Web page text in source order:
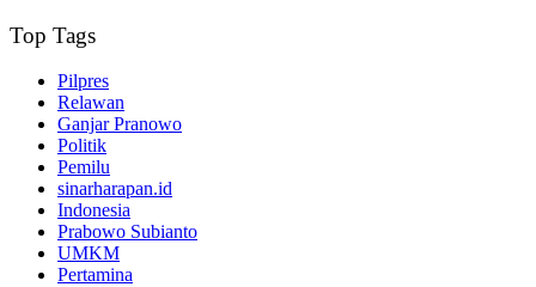
Top Tags
Pilpres
Relawan
Ganjar Pranowo
Politik
Pemilu
sinarharapan.id
Indonesia
Prabowo Subianto
UMKM
Pertamina